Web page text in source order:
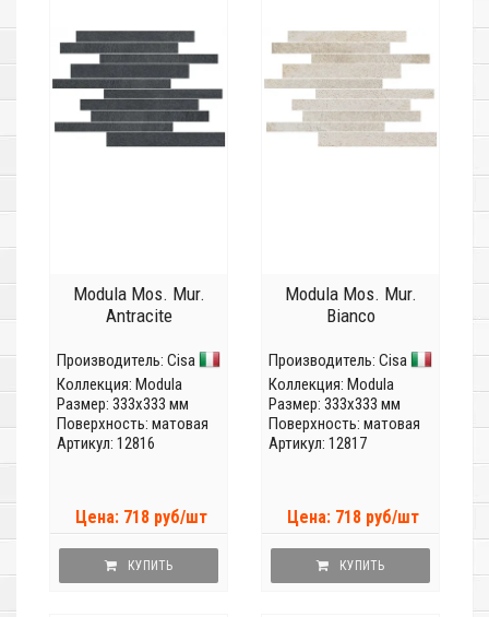
Modula Mos. Mur.
Antracite
Производитель: Cisa
Коллекция: Modula
Размер: 333x333 мм
Поверхность: матовая
Артикул: 12816
Цена: 718 руб/шт
КУПИТЬ
Modula Mos. Mur.
Bianco
Производитель: Cisa
Коллекция: Modula
Размер: 333x333 мм
Поверхность: матовая
Артикул: 12817
Цена: 718 руб/шт
КУПИТЬ